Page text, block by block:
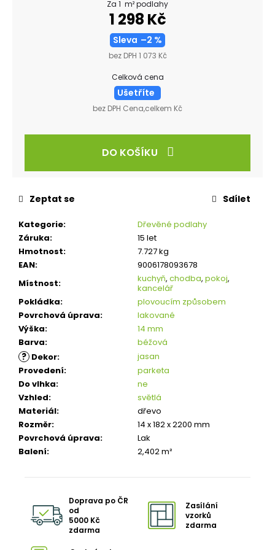
Za 1 m² podlahy
1 298 Kč
Sleva –2 %
bez DPH 1 073 Kč
Celková cena
Ušetříte
bez DPH Cena,celkem Kč
DO KOŠÍKU
Kategorie:
Dřevěné podlahy
Záruka:
15 let
Hmotnost:
7.727 kg
EAN:
9006178093678
Místnost: kuchyň, chodba, pokoj,
kancelář
Pokládka:
plovoucím způsobem
Povrchová úprava:
lakované
Výška:
14 mm
Barva: béžová
? Dekor:
jasan
Provedení:
parketa
Do vlhka:
ne
Vzhled:
světlá
Materiál:
dřevo
Rozměr:
14 x 182 x 2200 mm
Povrchová úprava:
Lak
Balení: 2,402 m²
Zeptat se Sdílet
Doprava po ČR
od
5000 Kč
zdarma
Zasílání
vzorků
zdarma